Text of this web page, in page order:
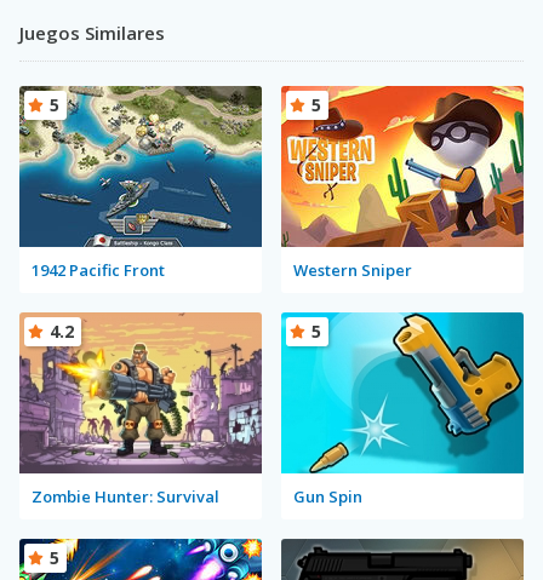
Juegos Similares
1942 Pacific Front
5
Western Sniper
5
Zombie Hunter: Survival
4.2
Gun Spin
5
5